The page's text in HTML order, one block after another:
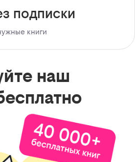
подписки
книги
наш